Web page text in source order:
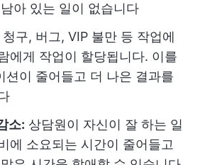
아 있는 일이 없습니다
청구, 버그, VIP 불만 등 작업에
에게 작업이 할당됩니다. 이를
션이 줄어들고 더 나은 결과를
소: 상담원이 자신이 잘 하는 일
에 소요되는 시간이 줄어들고